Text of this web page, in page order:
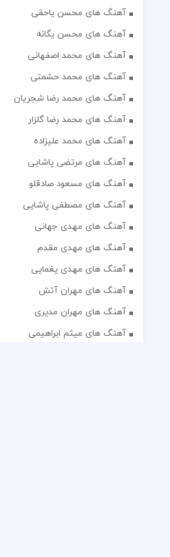
آهنگ های محسن یاحقی
آهنگ های محسن یگانه
آهنگ های محمد اصفهانی
آهنگ های محمد حشمتی
آهنگ های محمد رضا شجریان
آهنگ های محمد رضا گلزار
آهنگ های محمد علیزاده
آهنگ های مرتضی پاشایی
آهنگ های مسعود صادقلو
آهنگ های مصطفی پاشایی
آهنگ های مهدی جهانی
آهنگ های مهدی مقدم
آهنگ های مهدی یغمایی
آهنگ های مهران آتش
آهنگ های مهران مدیری
آهنگ های میثم ابراهیمی